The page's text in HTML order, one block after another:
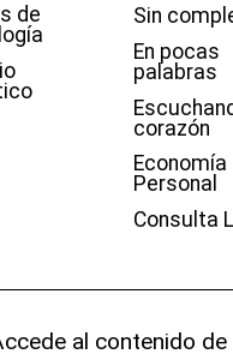
de
Sin
En pocas
palabras
corazón
Economía
Personal
Consulta
al contenido